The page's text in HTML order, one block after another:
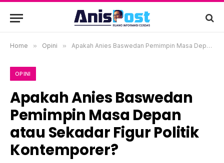
Home » Opini » Apakah Anies Baswedan Pemimpin Masa Depan atau Sekadar Figur Politik Kontemporer?
OPINI
Apakah Anies Baswedan
Pemimpin Masa Depan
atau Sekadar Figur Politik
Kontemporer?